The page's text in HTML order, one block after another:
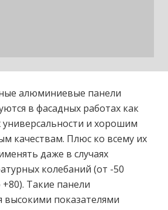
алюминиевые панели
в фасадных работах как
универсальности и хорошим
качествам. Плюс ко всему их
даже в случаях
колебаний (от -50
Такие панели
высокими показателями